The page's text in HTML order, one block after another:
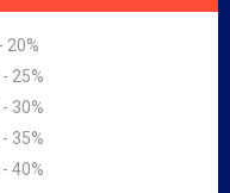
20%
25%
30%
35%
40%